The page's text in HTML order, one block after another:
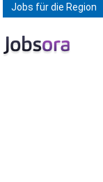
Jobs für die Region